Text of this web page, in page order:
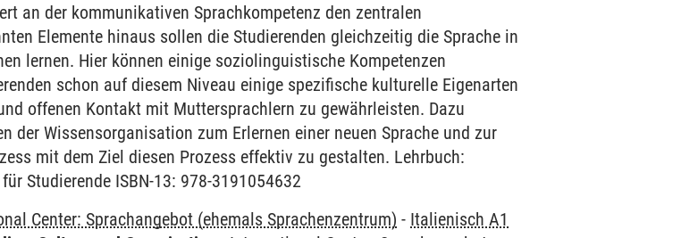
an der kommunikativen Sprachkompetenz den zentralen
Elemente hinaus sollen die Studierenden gleichzeitig die Sprache in
lernen. Hier können einige soziolinguistische Kompetenzen
schon auf diesem Niveau einige spezifische kulturelle Eigenarten
offenen Kontakt mit Muttersprachlern zu gewährleisten. Dazu
der Wissensorganisation zum Erlernen einer neuen Sprache und zur
mit dem Ziel diesen Prozess effektiv zu gestalten. Lehrbuch:
Studierende ISBN-13: 978-3191054632
Center: Sprachangebot (ehemals Sprachenzentrum) - Italienisch A1